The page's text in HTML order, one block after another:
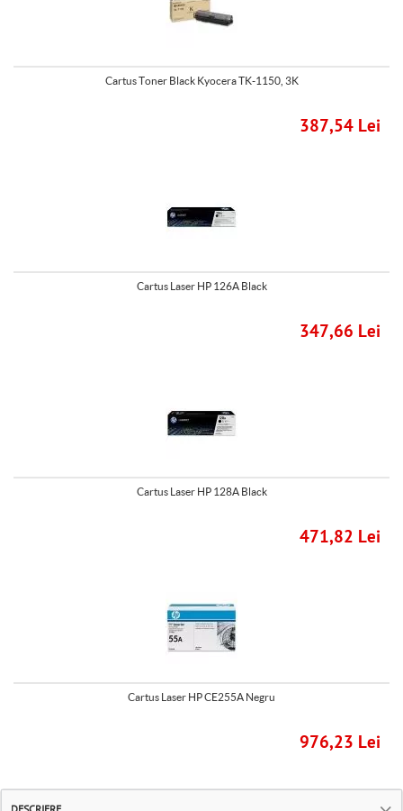
Cartus Toner Black Kyocera TK-1150, 3K
387,54 Lei
Cartus Laser HP 126A Black
347,66 Lei
Cartus Laser HP 128A Black
471,82 Lei
Cartus Laser HP CE255A Negru
976,23 Lei